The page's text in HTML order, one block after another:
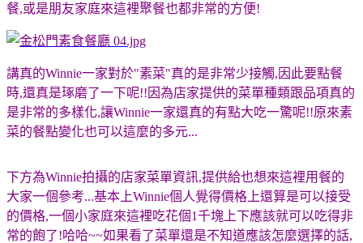
餐,或是朋友家庭來這裡聚餐也都非常的方便!
講真的Winnie一家對於"素菜"真的是非常少接觸,因此要點餐
時,還真是琢磨了一下呢!!因為店家提供的菜單種類跟品項真的
是非常的多樣化,讓Winnie一家還真的有點大吃一驚呢!!原來素
菜的餐點變化也可以這麼的多元...
下方為Winnie拍攝的店家菜單資訊,提供給也想來這裡用餐的
大家一個參考...基本上Winnie個人覺得價格上還算是可以接受
的價格,一個小家庭來這裡吃花個1千塊上下應該就可以吃得非
常的飽了!哈哈~~如果看了菜單還是不知道應該怎麼選擇的話,